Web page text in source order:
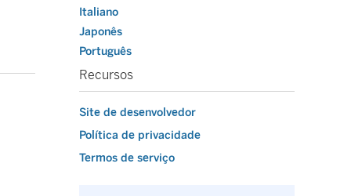
Italiano
Japonês
Português
Recursos
Site de desenvolvedor
Política de privacidade
Termos de serviço